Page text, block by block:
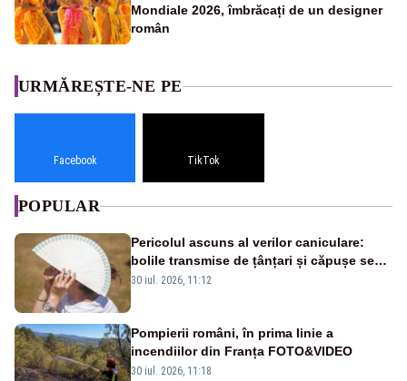
Mondiale 2026, îmbrăcați de un designer
român
URMĂREȘTE-NE PE
Facebook TikTok
POPULAR
Pericolul ascuns al verilor caniculare:
bolile transmise de țânțari și căpușe se
extind, iar bacteriile se înmulțesc mai
30 iul. 2026, 11:12
Pompierii români, în prima linie a
incendiilor din Franța FOTO&VIDEO
30 iul. 2026, 11:18